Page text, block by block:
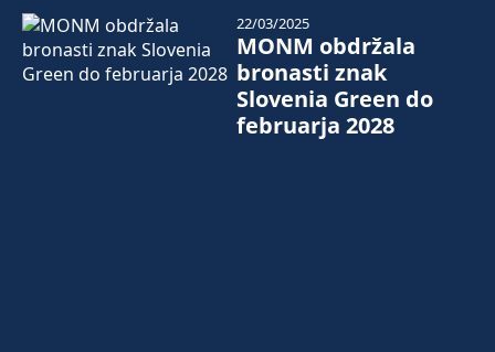
MONM obdržala
bronasti znak
Slovenia Green do
februarja 2028
22/03/2025